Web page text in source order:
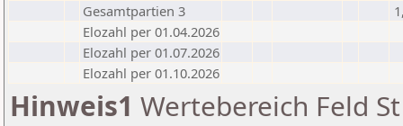
Gesamtpartien 3
Elozahl per 01.04.2026
Elozahl per 01.07.2026
Elozahl per 01.10.2026
Hinweis1 Wertebereich Feld